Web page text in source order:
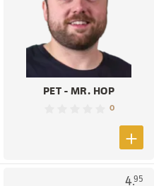
PET - MR. HOP
0
4.95